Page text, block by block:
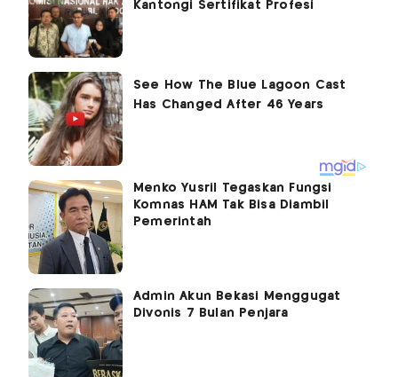
Kantongi Sertifikat Profesi
Menko Yusril Tegaskan Fungsi
Komnas HAM Tak Bisa Diambil
Pemerintah
Admin Akun Bekasi Menggugat
Divonis 7 Bulan Penjara